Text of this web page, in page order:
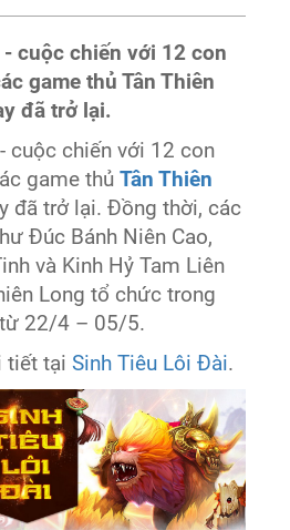
cuộc chiến với 12 con
game thủ Tân Thiên
đã trở lại.
cuộc chiến với 12 con
game thủTân Thiên
đã trở lại. Đồng thời, các
Đúc Bánh Niên Cao,
và Kinh Hỷ Tam Liên
Long tổ chức trong
22/4 – 05/5.
tiết tạiSinh Tiêu Lôi Đài.